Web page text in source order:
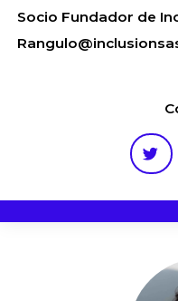
Socio Fundador de